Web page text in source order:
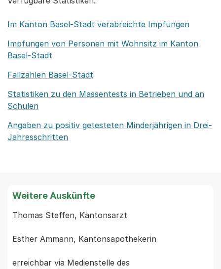
Im Kanton Basel-Stadt verabreichte Impfungen
Impfungen von Personen mit Wohnsitz im Kanton
Basel-Stadt
Fallzahlen Basel-Stadt
Statistiken zu den Massentests in Betrieben und an
Schulen
Angaben zu positiv getesteten Minderjährigen in Drei-
Jahresschritten
Weitere Auskünfte
Thomas Steffen, Kantonsarzt
Esther Ammann, Kantonsapothekerin
erreichbar via Medienstelle des